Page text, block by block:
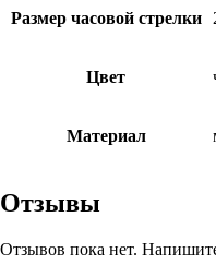
Размер часовой стрелки
Цвет
Материал
Отзывы
Отзывов пока нет.